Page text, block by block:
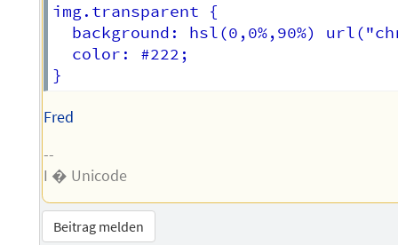
img.transparent {
background: hsl(0,0%,90%)
  color: #222;
Fred
--
I � Unicode
Beitrag melden